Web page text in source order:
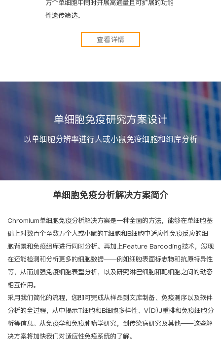
万个单细胞中同时开展高通量且可扩展的功能
性遗传筛选。
查看详情
单细胞免疫研究方案设计
以单细胞分辨率进行人或小鼠免疫细胞和组库分析
单细胞免疫分析解决方案简介
Chromium单细胞免疫分析解决方案是一种全面的方法，能够在单细胞基
础上对数百个至数万个人或小鼠的T细胞和B细胞中适应性免疫反应的细
胞背景和免疫组库进行同时分析。再加上Feature Barcoding技术，您现
在还能检测和分析更多的细胞数据——例如细胞表面标志物和抗原特异性
等，从而加强免疫细胞表型分析，以及研究淋巴细胞和靶细胞之间的动态
相互作用。
采用我们简化的流程，您即可完成从样品到文库制备、免疫测序以及软件
分析的全过程，从中揭示T细胞和B细胞多样性、V(D)J重排和免疫细胞分
析等信息。从免疫学和免疫肿瘤学研究，到传染病研究及其他——这些解
决方案将加快我们对适应性免疫系统的了解。